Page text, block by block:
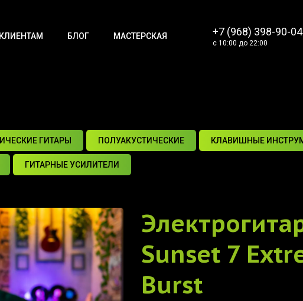
БЛОГ МАСТЕРСКАЯ +7 (968) 398-90-04
с 10:00 до 22:00
ГИТАРЫ ПОЛУАКУСТИЧЕСКИЕ КЛАВИШНЫЕ
ГИТАРНЫЕ УСИЛИТЕЛИ
Sunset 7
Burst